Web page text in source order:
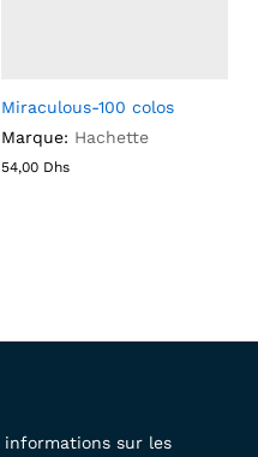
Miraculous-100 colos
Marque: Hachette
54,00 Dhs
informations sur les